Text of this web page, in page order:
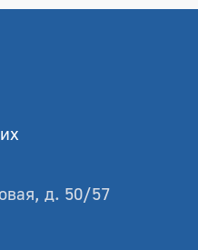
д. 50/57